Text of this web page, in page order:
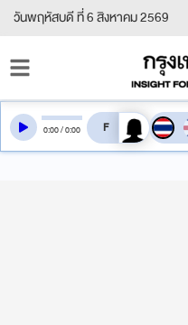
วันพฤหัสบดี ที่ 6 สิงหาคม 2569
0:00/0:00 สลับเสียงอ่าน